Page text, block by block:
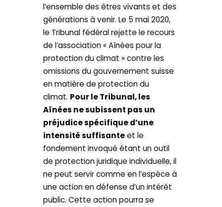
l’ensemble des êtres vivants et des
générations à venir. Le 5 mai 2020,
le Tribunal fédéral rejette le recours
de l’association « Aînées pour la
protection du climat » contre les
omissions du gouvernement suisse
en matière de protection du
climat. Pour le Tribunal, les
Aînées ne subissent pas un
préjudice spécifique d’une
intensité suffisanteet le
fondement invoqué étant un outil
de protection juridique individuelle, il
ne peut servir comme en l’espèce à
une action en défense d’un intérêt
public. Cette action pourra se